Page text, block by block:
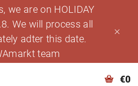
we are on HOLIDAY
We will process all
adter this date.
team
€0